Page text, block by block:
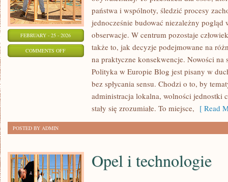
FEBRUARY - 25 - 2026
COMMENTS OFFON
SPOŁECZEŃSTWO
OBYWATELSKIE
państwa i wspólnoty, śledzić procesy
jednocześnie budować niezależny
obserwacje. W centrum pozostaje
także to, jak decyzje podejmowane na
na praktyczne konsekwencje. Nowości
Polityka w Europie Blog jest pisany w
bez spłycania sensu. Chodzi o to, by
administracja lokalna, wolności jednostki
stały się zrozumiałe. To miejsce, [ Read
POSTED BY ADMIN
Opel i technologie